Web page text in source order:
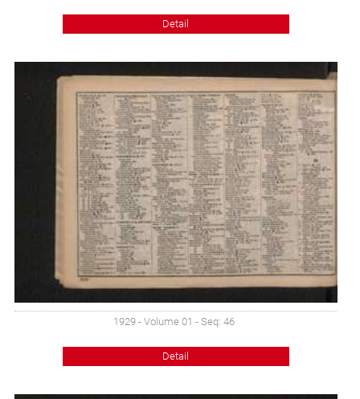
Detail
1929 - Volume 01 - Seq: 46
Detail